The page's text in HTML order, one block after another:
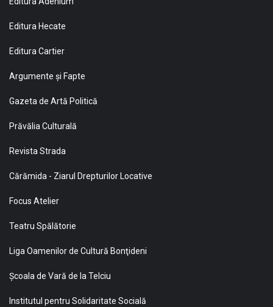
Editura Hecate
Editura Cartier
Argumente și Fapte
Gazeta de Artă Politică
Prăvălia Culturală
Revista Strada
Cărămida - Ziarul Drepturilor Locative
Focus Atelier
Teatru Spălătorie
Liga Oamenilor de Cultură Bonţideni
Şcoala de Vară de la Telciu
Institutul pentru Solidaritate Socială